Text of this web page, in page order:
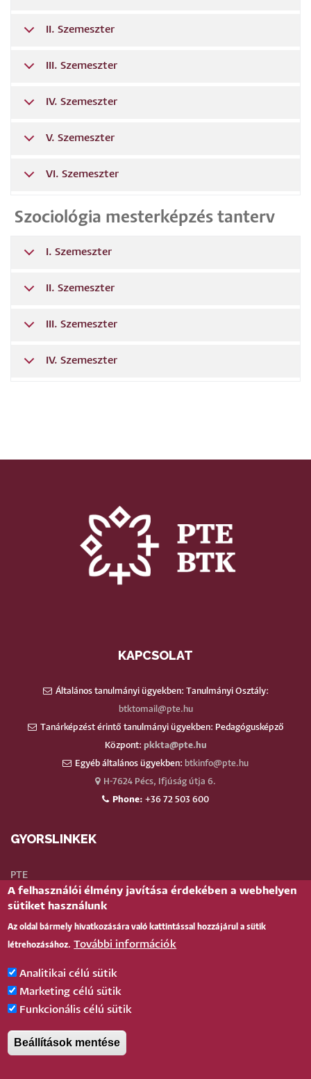
II. Szemeszter
III. Szemeszter
IV. Szemeszter
V. Szemeszter
VI. Szemeszter
Szociológia mesterképzés tanterv
I. Szemeszter
II. Szemeszter
III. Szemeszter
IV. Szemeszter
KAPCSOLAT
Általános tanulmányi ügyekben: Tanulmányi Osztály:
btktomail@pte.hu
Tanárképzést érintő tanulmányi ügyekben: Pedagógusképző
Központ: pkkta@pte.hu
Egyéb általános ügyekben: btkinfo@pte.hu
H-7624 Pécs, Ifjúság útja 6.
Phone: +36 72 503 600
GYORSLINKEK
PTE
Neptun
Webmail
Telefonkönyv
Teams
TÉR (oktatói)
BELÉPÉS
Bejelentkezés
Pécsi Tudományegyetem |
A felhasználói élmény javítása érdekében a webhelyen
sütiket használunk
Az oldal bármely hivatkozására való kattintással hozzájárul a sütik
létrehozásához. További információk
Analitikai célú sütik
Marketing célú sütik
Funkcionális célú sütik
Beállítások mentése